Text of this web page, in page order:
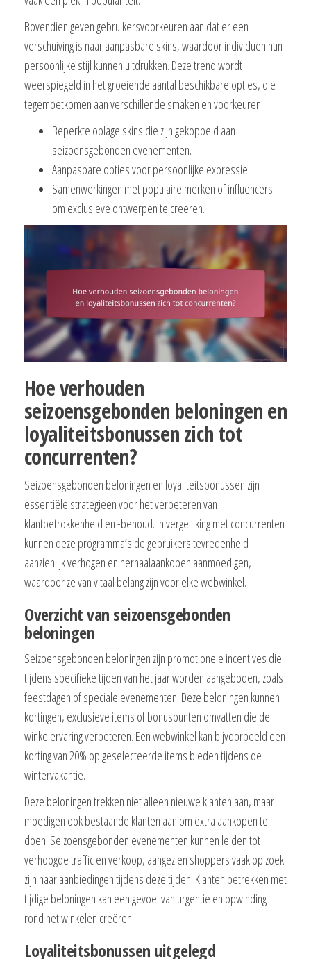
Bovendien geven gebruikersvoorkeuren aan dat er een
verschuiving is naar aanpasbare skins, waardoor individuen hun
persoonlijke stijl kunnen uitdrukken. Deze trend wordt
weerspiegeld in het groeiende aantal beschikbare opties, die
tegemoetkomen aan verschillende smaken en voorkeuren.
Beperkte oplage skins die zijn gekoppeld aan
seizoensgebonden evenementen.
Aanpasbare opties voor persoonlijke expressie.
Samenwerkingen met populaire merken of influencers
om exclusieve ontwerpen te creëren.
Hoe verhouden
seizoensgebonden beloningen en
loyaliteitsbonussen zich tot
concurrenten?
Seizoensgebonden beloningen en loyaliteitsbonussen zijn
essentiële strategieën voor het verbeteren van
klantbetrokkenheid en -behoud. In vergelijking met concurrenten
kunnen deze programma’s de gebruikers tevredenheid
aanzienlijk verhogen en herhaalaankopen aanmoedigen,
waardoor ze van vitaal belang zijn voor elke webwinkel.
Overzicht van seizoensgebonden
beloningen
Seizoensgebonden beloningen zijn promotionele incentives die
tijdens specifieke tijden van het jaar worden aangeboden, zoals
feestdagen of speciale evenementen. Deze beloningen kunnen
kortingen, exclusieve items of bonuspunten omvatten die de
winkelervaring verbeteren. Een webwinkel kan bijvoorbeeld een
korting van 20% op geselecteerde items bieden tijdens de
wintervakantie.
Deze beloningen trekken niet alleen nieuwe klanten aan, maar
moedigen ook bestaande klanten aan om extra aankopen te
doen. Seizoensgebonden evenementen kunnen leiden tot
verhoogde traffic en verkoop, aangezien shoppers vaak op zoek
zijn naar aanbiedingen tijdens deze tijden. Klanten betrekken met
tijdige beloningen kan een gevoel van urgentie en opwinding
rond het winkelen creëren.
Loyaliteitsbonussen uitgelegd